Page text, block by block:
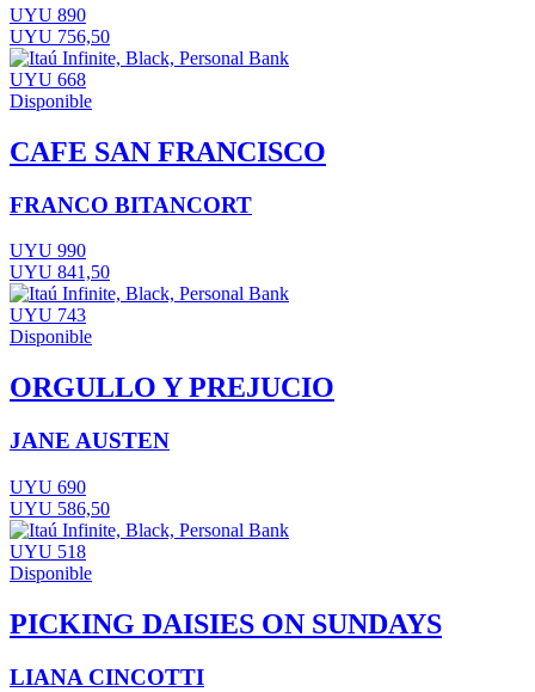
UYU 890
UYU 756,50
UYU 668
Disponible
CAFE SAN FRANCISCO
FRANCO BITANCORT
UYU 990
UYU 841,50
UYU 743
Disponible
ORGULLO Y PREJUCIO
JANE AUSTEN
UYU 690
UYU 586,50
UYU 518
Disponible
PICKING DAISIES ON SUNDAYS
LIANA CINCOTTI